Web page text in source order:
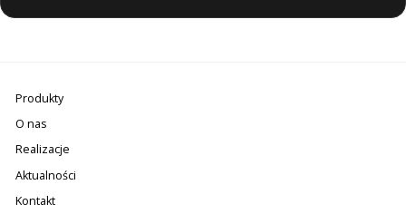
Produkty
O nas
Realizacje
Aktualności
Kontakt